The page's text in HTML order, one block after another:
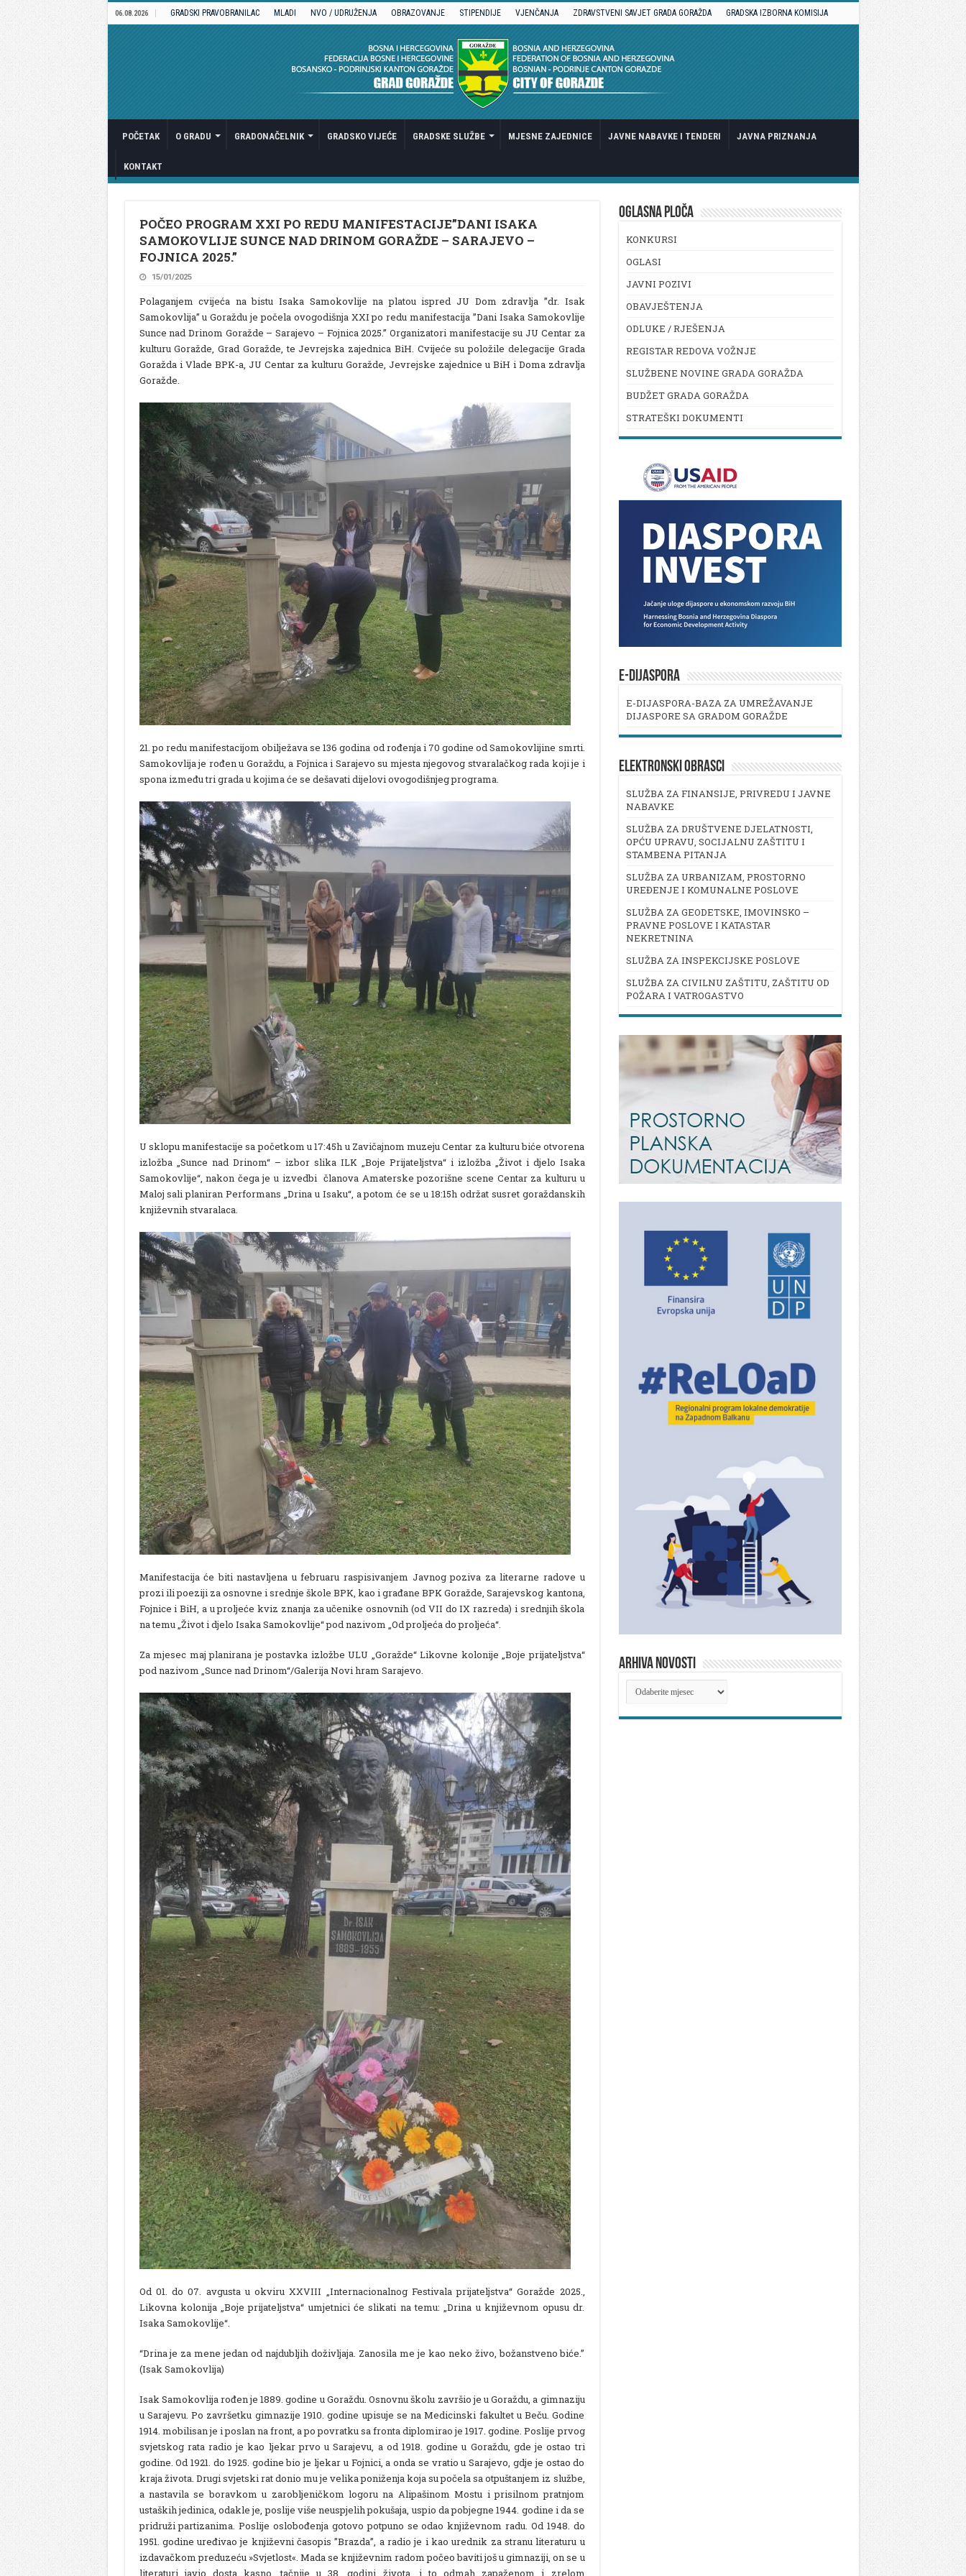
06.08.2026 GRADSKI PRAVOBRANILAC MLADI NVO / UDRUŽENJA OBRAZOVANJE STIPENDIJE VJENČANJA ZDRAVSTVENI SAVJET GRADA GORAŽDA GRADSKA IZBORNA KOMISIJA
POČETAK O GRADU GRADONAČELNIK GRADSKO VIJEĆE GRADSKE SLUŽBE MJESNE ZAJEDNICE JAVNE NABAVKE I TENDERI JAVNA PRIZNANJA
KONTAKT
POČEO PROGRAM XXI PO REDU MANIFESTACIJE”DANI ISAKA
SAMOKOVLIJE SUNCE NAD DRINOM GORAŽDE – SARAJEVO –
FOJNICA 2025.”
15/01/2025
Polaganjem cvijeća na bistu Isaka Samokovlije na platou ispred JU Dom zdravlja ”dr. Isak
Samokovlija” u Goraždu je počela ovogodišnja XXI po redu manifestacija ”Dani Isaka Samokovlije
Sunce nad Drinom Goražde – Sarajevo – Fojnica 2025.” Organizatori manifestacije su JU Centar za
kulturu Goražde, Grad Goražde, te Jevrejska zajednica BiH. Cvijeće su položile delegacije Grada
Goražda i Vlade BPK-a, JU Centar za kulturu Goražde, Jevrejske zajednice u BiH i Doma zdravlja
Goražde.
21. po redu manifestacijom obilježava se 136 godina od rođenja i 70 godine od Samokovlijine smrti.
Samokovlija je rođen u Goraždu, a Fojnica i Sarajevo su mjesta njegovog stvaralačkog rada koji je i
spona između tri grada u kojima će se dešavati dijelovi ovogodišnjeg programa.
U sklopu manifestacije sa početkom u 17:45h u Zavičajnom muzeju Centar za kulturu biće otvorena
izložba „Sunce nad Drinom“ – izbor slika ILK „Boje Prijateljstva“ i izložba „Život i djelo Isaka
Samokovlije“, nakon čega je u izvedbi članova Amaterske pozorišne scene Centar za kulturu u
Maloj sali planiran Performans „Drina u Isaku“, a potom će se u 18:15h održat susret goraždanskih
književnih stvaralaca.
Manifestacija će biti nastavljena u februaru raspisivanjem Javnog poziva za literarne radove u
prozi ili poeziji za osnovne i srednje škole BPK, kao i građane BPK Goražde, Sarajevskog kantona,
Fojnice i BiH, a u proljeće kviz znanja za učenike osnovnih (od VII do IX razreda) i srednjih škola
na temu „Život i djelo Isaka Samokovlije“ pod nazivom „Od proljeća do proljeća“.
Za mjesec maj planirana je postavka izložbe ULU „Goražde“ Likovne kolonije „Boje prijateljstva“
pod nazivom „Sunce nad Drinom“/Galerija Novi hram Sarajevo.
Od 01. do 07. avgusta u okviru XXVIII „Internacionalnog Festivala prijateljstva“ Goražde 2025.,
Likovna kolonija „Boje prijateljstva“ umjetnici će slikati na temu: „Drina u književnom opusu dr.
Isaka Samokovlije“.
“Drina je za mene jedan od najdubljih doživljaja. Zanosila me je kao neko živo, božanstveno biće.”
(Isak Samokovlija)
Isak Samokovlija rođen je 1889. godine u Goraždu. Osnovnu školu završio je u Goraždu, a gimnaziju
u Sarajevu. Po završetku gimnazije 1910. godine upisuje se na Medicinski fakultet u Beču. Godine
1914. mobilisan je i poslan na front, a po povratku sa fronta diplomirao je 1917. godine. Poslije prvog
svjetskog rata radio je kao ljekar prvo u Sarajevu, a od 1918. godine u Goraždu, gde je ostao tri
godine. Od 1921. do 1925. godine bio je ljekar u Fojnici, a onda se vratio u Sarajevo, gdje je ostao do
kraja života. Drugi svjetski rat donio mu je velika poniženja koja su počela sa otpuštanjem iz službe,
a nastavila se boravkom u zarobljeničkom logoru na Alipašinom Mostu i prisilnom pratnjom
ustaških jedinica, odakle je, poslije više neuspjelih pokušaja, uspio da pobjegne 1944. godine i da se
pridruži partizanima. Poslije oslobođenja gotovo potpuno se odao književnom radu. Od 1948. do
1951. godine uređivao je književni časopis ”Brazda”, a radio je i kao urednik za stranu literaturu u
izdavačkom preduzeću »Svjetlost«. Mada se književnim radom počeo baviti još u gimnaziji, on se u
literaturi javio dosta kasno, tačnije u 38. godini života, i to odmah zapaženom i zrelom
OGLASNA PLOČA
KONKURSI
OGLASI
JAVNI POZIVI
OBAVJEŠTENJA
ODLUKE / RJEŠENJA
REGISTAR REDOVA VOŽNJE
SLUŽBENE NOVINE GRADA GORAŽDA
BUDŽET GRADA GORAŽDA
STRATEŠKI DOKUMENTI
E-DIJASPORA
E-DIJASPORA-BAZA ZA UMREŽAVANJE
DIJASPORE SA GRADOM GORAŽDE
ELEKTRONSKI OBRASCI
SLUŽBA ZA FINANSIJE, PRIVREDU I JAVNE
NABAVKE
SLUŽBA ZA DRUŠTVENE DJELATNOSTI,
OPĆU UPRAVU, SOCIJALNU ZAŠTITU I
STAMBENA PITANJA
SLUŽBA ZA URBANIZAM, PROSTORNO
UREĐENJE I KOMUNALNE POSLOVE
SLUŽBA ZA GEODETSKE, IMOVINSKO –
PRAVNE POSLOVE I KATASTAR
NEKRETNINA
SLUŽBA ZA INSPEKCIJSKE POSLOVE
SLUŽBA ZA CIVILNU ZAŠTITU, ZAŠTITU OD
POŽARA I VATROGASTVO
ARHIVA NOVOSTI
ARHIVA
NOVOSTI